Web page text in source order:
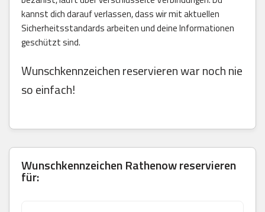
kannst dich darauf verlassen, dass wir mit aktuellen
Sicherheitsstandards arbeiten und deine Informationen
geschützt sind.
Wunschkennzeichen reservieren war noch nie
so einfach!
Wunschkennzeichen Rathenow reservieren
für: